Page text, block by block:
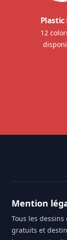
Plastic
12
Mention
Tous les
gratuits et